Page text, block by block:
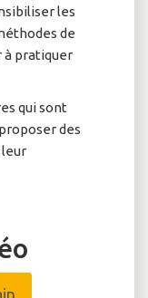
les
de
à pratiquer
qui sont
des
leur